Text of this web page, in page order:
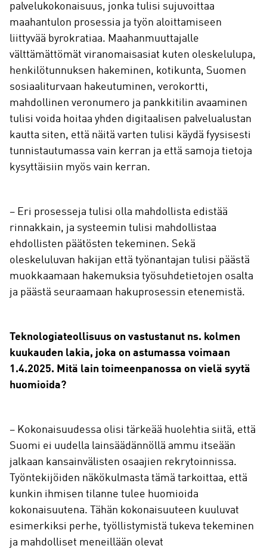
palvelukokonaisuus, jonka tulisi sujuvoittaa
maahantulon prosessia ja työn aloittamiseen
liittyvää byrokratiaa. Maahanmuuttajalle
välttämättömät viranomaisasiat kuten oleskelulupa,
henkilötunnuksen hakeminen, kotikunta, Suomen
sosiaaliturvaan hakeutuminen, verokortti,
mahdollinen veronumero ja pankkitilin avaaminen
tulisi voida hoitaa yhden digitaalisen palvelualustan
kautta siten, että näitä varten tulisi käydä fyysisesti
tunnistautumassa vain kerran ja että samoja tietoja
kysyttäisiin myös vain kerran.
– Eri prosesseja tulisi olla mahdollista edistää
rinnakkain, ja systeemin tulisi mahdollistaa
ehdollisten päätösten tekeminen. Sekä
oleskeluluvan hakijan että työnantajan tulisi päästä
muokkaamaan hakemuksia työsuhdetietojen osalta
ja päästä seuraamaan hakuprosessin etenemistä.
Teknologiateollisuus on vastustanut ns. kolmen
kuukauden lakia, joka on astumassa voimaan
1.4.2025. Mitä lain toimeenpanossa on vielä syytä
huomioida?
– Kokonaisuudessa olisi tärkeää huolehtia siitä, että
Suomi ei uudella lainsäädännöllä ammu itseään
jalkaan kansainvälisten osaajien rekrytoinnissa.
Työntekijöiden näkökulmasta tämä tarkoittaa, että
kunkin ihmisen tilanne tulee huomioida
kokonaisuutena. Tähän kokonaisuuteen kuuluvat
esimerkiksi perhe, työllistymistä tukeva tekeminen
ja mahdolliset meneillään olevat